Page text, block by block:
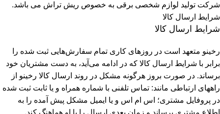
شرکت تولید لوازم شخصی برقی به خصوص ریش تراش می باشد.
شرایط ارسال کالا
شرایط ارسال کالا
رخینو متعهد است در روزهای کاری تمام سفارش‌هایی ثبت شده را
برابر با شرایط ارسال کالا که در ادامه می‌آید، به دست مشتریان خود
برساند. در صورت بروز هرگونه مشکل در روند ارسال کالا رخینو از
راههای ارتباطی مانند: تماس تلفنی با شماره همراه و یا ثابت ثبت شده
در پروفایل مشتری؛ اس ام اس و یا ایمیل مشکل پیش آمده را به